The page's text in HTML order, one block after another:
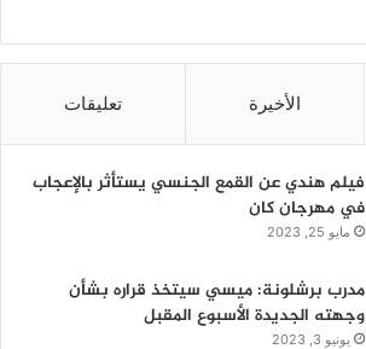
الأخيرة تعليقات
فيلم هندي عن القمع الجنسي يستأثر بالإعجاب
في مهرجان كان
مايو 25, 2023
مدرب برشلونة: ميسي سيتخذ قراره بشأن
وجهته الجديدة الأسبوع المقبل
يونيو 3, 2023